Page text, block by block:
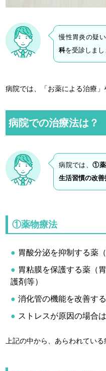
慢性胃炎の疑
科を受診しまし
病院では、「お薬による治療」
病院での治療法は？
病院では、①薬
生活習慣の改善
①薬物療法
胃酸分泌を抑制する薬
胃粘膜を保護する薬（
護剤等）
消化管の機能を改善す
ストレスが原因の場合
上記の中から、あらわれている